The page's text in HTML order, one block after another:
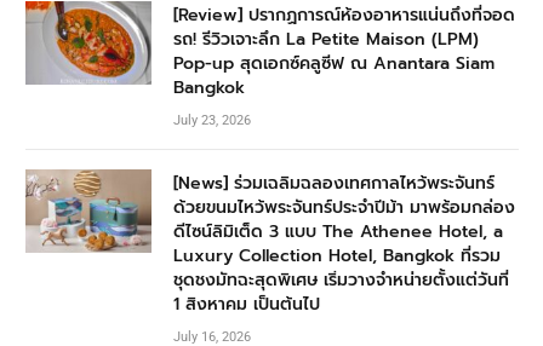
[Review] ปรากฏการณ์ห้องอาหารแน่นถึงที่จอด
รถ! รีวิวเจาะลึก La Petite Maison (LPM)
Pop-up สุดเอกซ์คลูซีฟ ณ Anantara Siam
Bangkok
July 23, 2026
[News] ร่วมเฉลิมฉลองเทศกาลไหว้พระจันทร์
ด้วยขนมไหว้พระจันทร์ประจำปีม้า มาพร้อมกล่อง
ดีไซน์ลิมิเต็ด 3 แบบ The Athenee Hotel, a
Luxury Collection Hotel, Bangkok ที่รวม
ชุดชงมัทฉะสุดพิเศษ เริ่มวางจำหน่ายตั้งแต่วันที่
1 สิงหาคม เป็นต้นไป
July 16, 2026